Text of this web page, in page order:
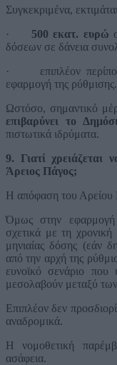
Συγκεκριμένα,
·
500 εκατ. ευρώ
δόσεων σε δάνεια
·
επιπλέον
εφαρμογή της ρύθμισης.
Ωστόσο, σημαντικό
επιβαρύνει το
πιστωτικά ιδρύματα.
9. Γιατί χρειάζεται
Άρειος Πάγος;
Η απόφαση του Αρείου
Όμως στην εφαρμογή
σχετικά με τη
μηνιαίας δόσης (εάν
από την αρχή της
ευνοϊκό σενάριο που
μεσολαβούν μεταξύ
Επιπλέον δεν
αναδρομικά.
Η νομοθετική
ασάφεια.